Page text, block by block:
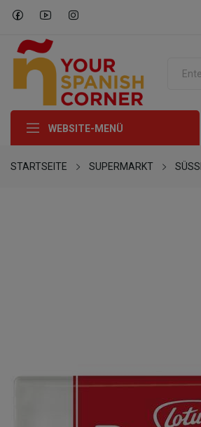
WEBSITE-MENÜ
STARTSEITE SUPERMARKT